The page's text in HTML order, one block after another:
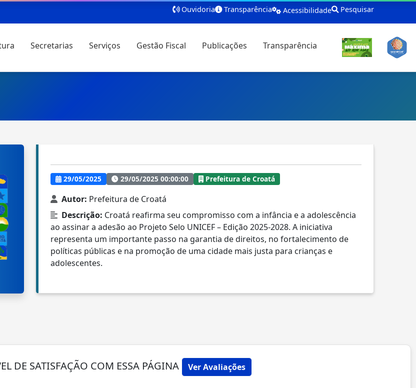
Ouvidoria Transparência Acessibilidade Pesquisar
Secretarias Serviços Gestão Fiscal Publicações Transparência
29/05/2025 29/05/2025 00:00:00 Prefeitura de Croatá
Autor: Prefeitura de Croatá
Descrição: Croatá reafirma seu compromisso com a infância e a adolescência
ao assinar a adesão ao Projeto Selo UNICEF – Edição 2025-2028. A iniciativa
representa um importante passo na garantia de direitos, no fortalecimento de
políticas públicas e na promoção de uma cidade mais justa para crianças e
adolescentes.
DE SATISFAÇÃO COM ESSA PÁGINA Ver Avaliações